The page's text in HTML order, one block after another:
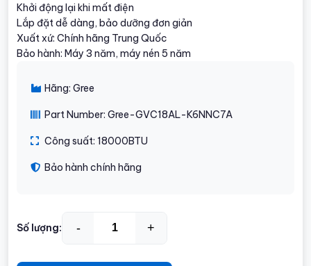
Khởi động lại khi mất điện
Lắp đặt dễ dàng, bảo dưỡng đơn giản
Xuất xứ: Chính hãng Trung Quốc
Bảo hành: Máy 3 năm, máy nén 5 năm
Hãng: Gree
Part Number: Gree-GVC18AL-K6NNC7A
Công suất: 18000BTU
Bảo hành chính hãng
Số lượng: - +